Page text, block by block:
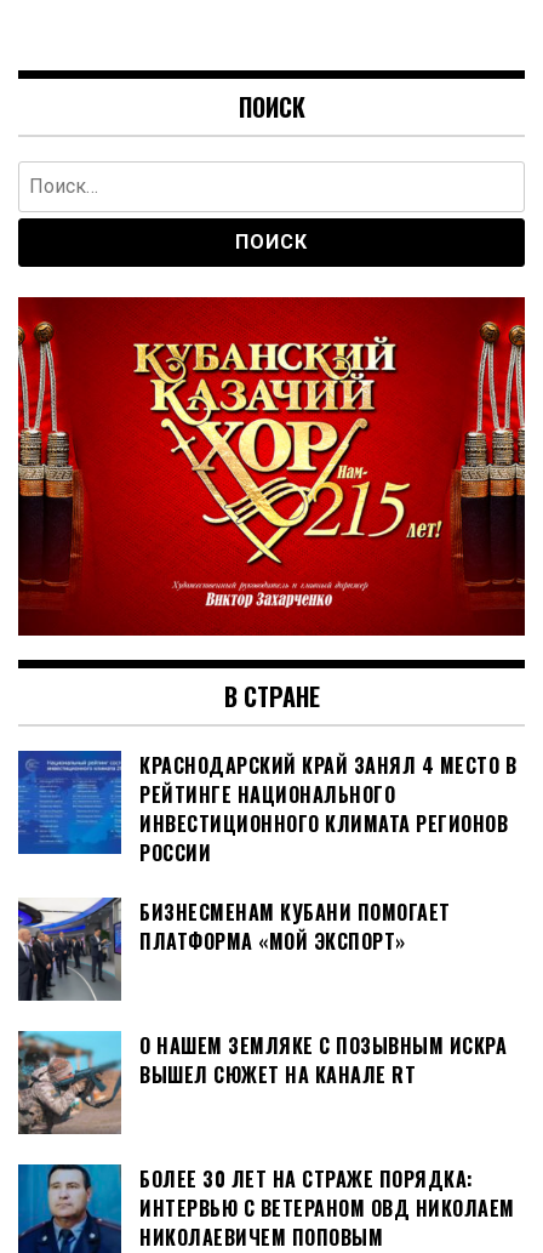
ПОИСК
Найти:
В СТРАНЕ
КРАСНОДАРСКИЙ КРАЙ ЗАНЯЛ 4 МЕСТО В
РЕЙТИНГЕ НАЦИОНАЛЬНОГО
ИНВЕСТИЦИОННОГО КЛИМАТА РЕГИОНОВ
РОССИИ
БИЗНЕСМЕНАМ КУБАНИ ПОМОГАЕТ
ПЛАТФОРМА «МОЙ ЭКСПОРТ»
О НАШЕМ ЗЕМЛЯКЕ С ПОЗЫВНЫМ ИСКРА
ВЫШЕЛ СЮЖЕТ НА КАНАЛЕ RT
БОЛЕЕ 30 ЛЕТ НА СТРАЖЕ ПОРЯДКА:
ИНТЕРВЬЮ С ВЕТЕРАНОМ ОВД НИКОЛАЕМ
НИКОЛАЕВИЧЕМ ПОПОВЫМ